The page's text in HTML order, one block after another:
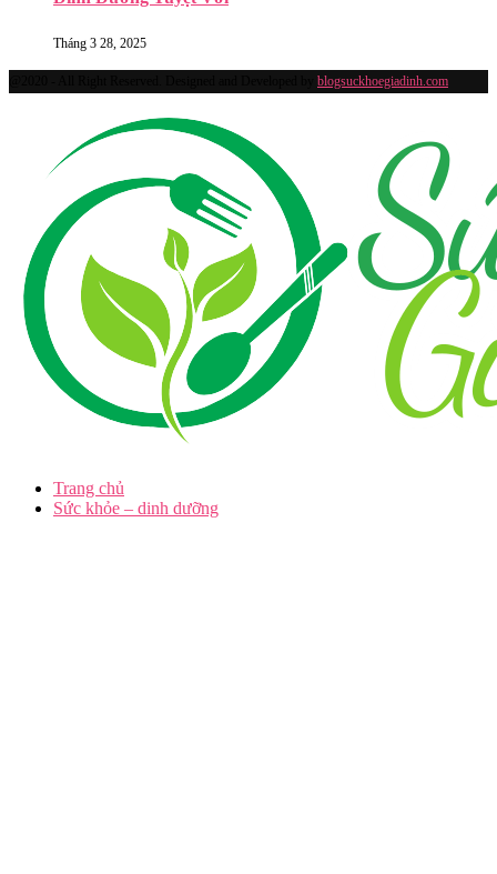
Tháng 3 28, 2025
blogsuckhoegiadinh.com
Trang chủ
Sức khỏe – dinh dưỡng